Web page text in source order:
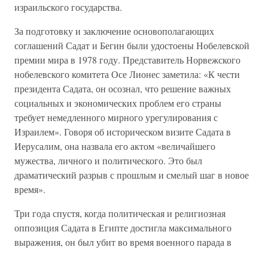
израильского государства.
За подготовку и заключение основополагающих
соглашений Садат и Бегин были удостоены Нобелевской
премии мира в 1978 году. Представитель Норвежского
нобелевского комитета Осе Лионес заметила: «К чести
президента Садата, он осознал, что решение важных
социальных и экономических проблем его страны
требует немедленного мирного урегулирования с
Израилем». Говоря об историческом визите Садата в
Иерусалим, она назвала его актом «величайшего
мужества, личного и политического. Это был
драматический разрыв с прошлым и смелый шаг в новое
время».
Три года спустя, когда политическая и религиозная
оппозиция Садата в Египте достигла максимального
выражения, он был убит во время военного парада в